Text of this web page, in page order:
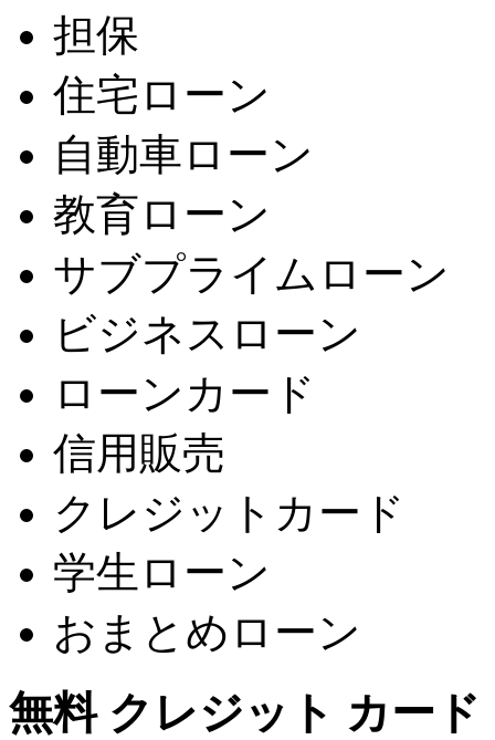
担保
住宅ローン
自動車ローン
教育ローン
サブプライムローン
ビジネスローン
ローンカード
信用販売
クレジットカード
学生ローン
おまとめローン
無料 クレジット カー